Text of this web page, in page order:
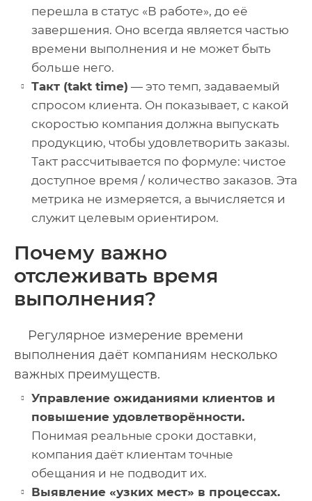
перешла в статус «В работе», до её
завершения. Оно всегда является частью
времени выполнения и не может быть
больше него.
Такт (takt time) — это темп, задаваемый
спросом клиента. Он показывает, с какой
скоростью компания должна выпускать
продукцию, чтобы удовлетворить заказы.
Такт рассчитывается по формуле: чистое
доступное время / количество заказов. Эта
метрика не измеряется, а вычисляется и
служит целевым ориентиром.
Почему важно
отслеживать время
выполнения?
Регулярное измерение времени
выполнения даёт компаниям несколько
важных преимуществ.
Управление ожиданиями клиентов и
повышение удовлетворённости.
Понимая реальные сроки доставки,
компания даёт клиентам точные
обещания и не подводит их.
Выявление «узких мест» в процессах.